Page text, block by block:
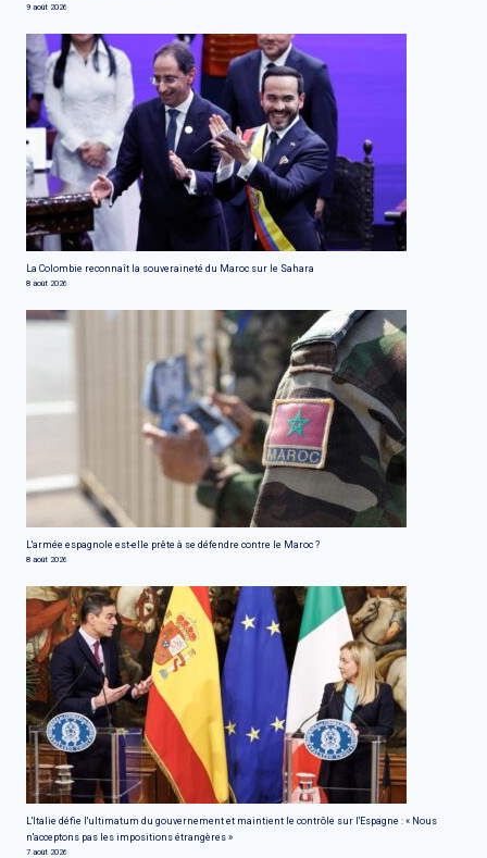
9 août 2026
La Colombie reconnaît la souveraineté du Maroc sur le Sahara
8 août 2026
L'armée espagnole est-elle prête à se défendre contre le Maroc ?
8 août 2026
L'Italie défie l'ultimatum du gouvernement et maintient le contrôle sur l'Espagne : « Nous
n'acceptons pas les impositions étrangères »
7 août 2026